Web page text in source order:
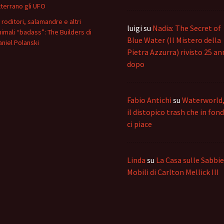
gli UFO
roditori, salamandre e altri
“badass”: The Builders di
Polanski
luigi su Nadia: The Secret of
Blue Water (Il Mistero della
Pietra Azzurra) rivisto 25
dopo
Fabio Antichi su Waterworld,
il distopico trash che in
ci piace
Linda su La Casa sulle Sabbie
Mobili di Carlton Mellick III